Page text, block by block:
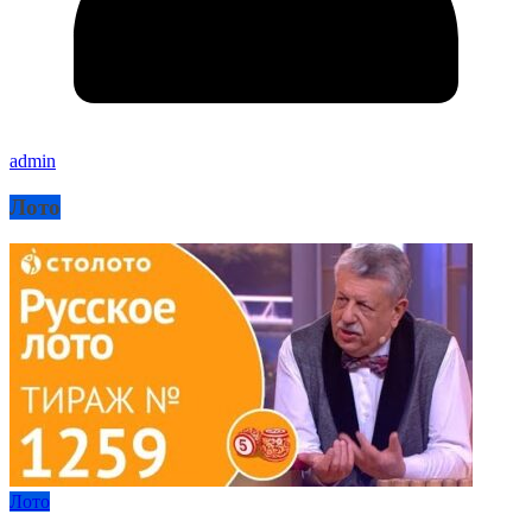
admin
Лото
Лото